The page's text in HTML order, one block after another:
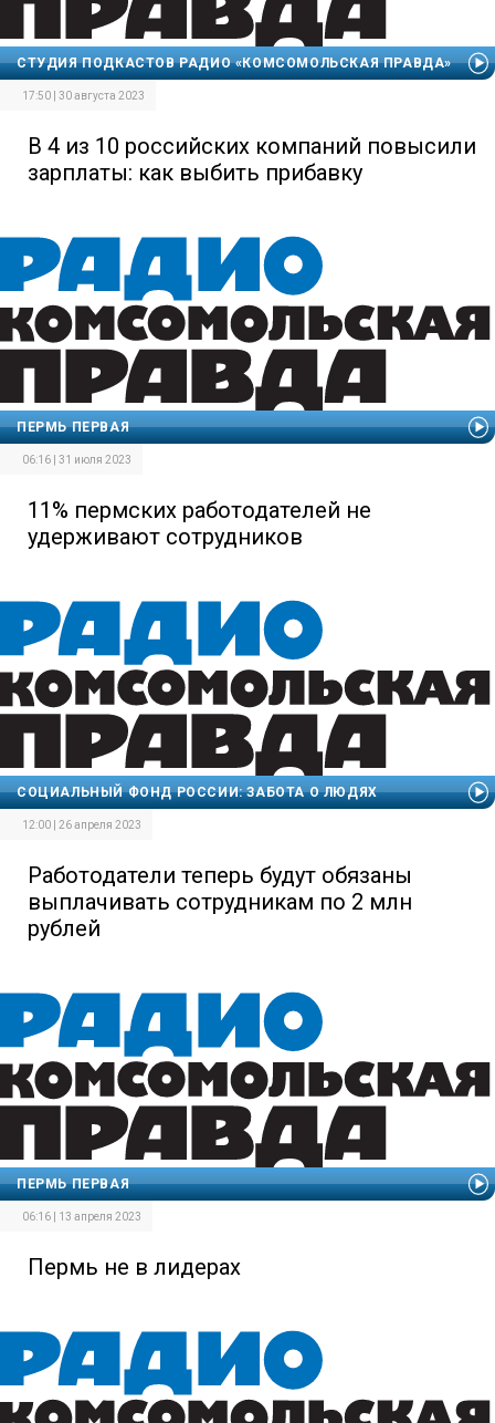
СТУДИЯ ПОДКАСТОВ РАДИО «КОМСОМОЛЬСКАЯ ПРАВДА»
17:50 | 30 августа 2023
В 4 из 10 российских компаний повысили
зарплаты: как выбить прибавку
ПЕРМЬ ПЕРВАЯ
06:16 | 31 июля 2023
11% пермских работодателей не
удерживают сотрудников
СОЦИАЛЬНЫЙ ФОНД РОССИИ: ЗАБОТА О ЛЮДЯХ
12:00 | 26 апреля 2023
Работодатели теперь будут обязаны
выплачивать сотрудникам по 2 млн
рублей
ПЕРМЬ ПЕРВАЯ
06:16 | 13 апреля 2023
Пермь не в лидерах